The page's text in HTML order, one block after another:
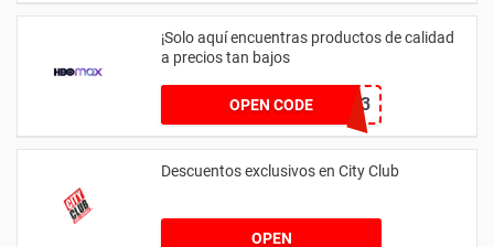
¡Solo aquí encuentras productos de calidad
a precios tan bajos
OPEN CODE2FD53BE3
Descuentos exclusivos en City Club
OPEN